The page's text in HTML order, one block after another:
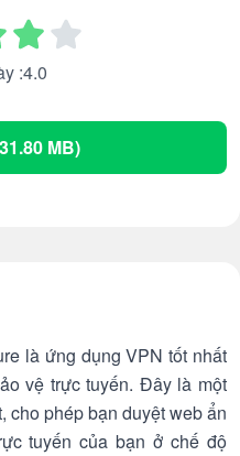
:4.0
MB)
là ứng dụng VPN tốt nhất
vệ trực tuyến. Đây là một
cho phép bạn duyệt web ẩn
tuyến của bạn ở chế độ